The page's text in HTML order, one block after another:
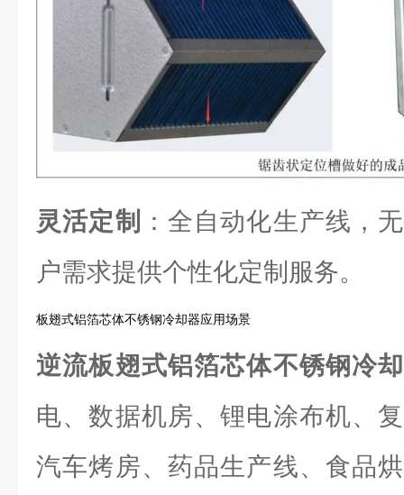
灵活定制
：全自动化生产线，
户需求提供个性化定制服务。
板翅式铝箔芯体不锈钢冷却器应用场景
逆流板翅式铝箔芯体不锈钢冷
电、数据机房、锂电涂布机、
汽车烤房、药品生产线、食品